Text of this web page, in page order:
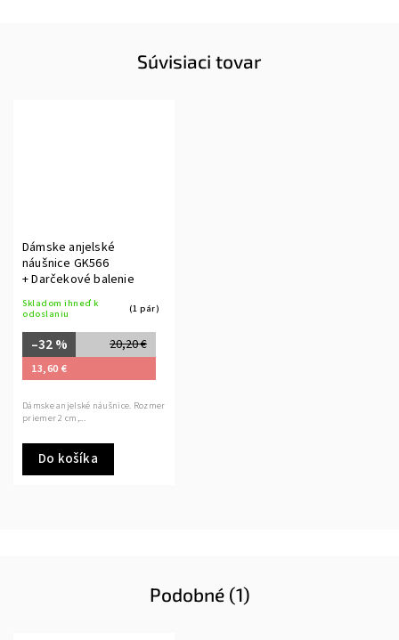
Súvisiaci tovar
Dámske anjelské
náušnice GK566
+ Darčekové balenie
Skladom ihneď k
odoslaniu
(1 pár)
20,20 €
–32 %
13,60 €
Do košíka
Dámske anjelské náušnice. Rozmer
priemer 2 cm,...
Podobné (1)